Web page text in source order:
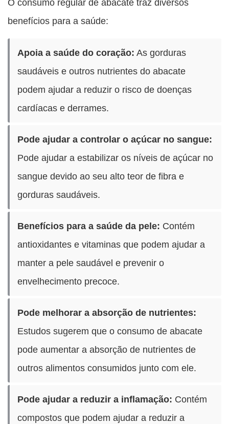
O consumo regular de abacate traz diversos
benefícios para a saúde:
Apoia a saúde do coração: As gorduras
saudáveis e outros nutrientes do abacate
podem ajudar a reduzir o risco de doenças
cardíacas e derrames.
Pode ajudar a controlar o açúcar no sangue:
Pode ajudar a estabilizar os níveis de açúcar no
sangue devido ao seu alto teor de fibra e
gorduras saudáveis.
Benefícios para a saúde da pele: Contém
antioxidantes e vitaminas que podem ajudar a
manter a pele saudável e prevenir o
envelhecimento precoce.
Pode melhorar a absorção de nutrientes:
Estudos sugerem que o consumo de abacate
pode aumentar a absorção de nutrientes de
outros alimentos consumidos junto com ele.
Pode ajudar a reduzir a inflamação: Contém
compostos que podem ajudar a reduzir a